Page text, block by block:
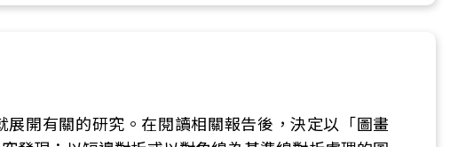
開有關的研究。在閱讀相關報告後，決定以「圖畫